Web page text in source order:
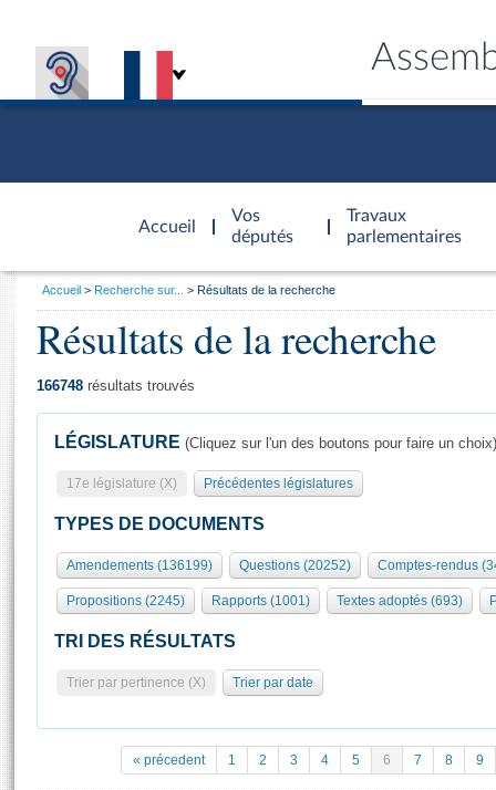
Accueil
d'accueil
Vos
députés
Travaux
parlementaires
Présidence
577 députés
Groupes politiques
Séance publique
Commissions et autres organes
Europe et International
Pétitions
Général
Rôle et pouvoirs de l'Assemblée
Organisation de l'Assemblée
Présidence Conférence des Présidents Bureau Collège des
Statistiques et chiffres clés
Documents de référence
( Constitution | Règlement de l'Assemblée ... )
Visiter l'Assemblée
Visite virtuelle du palais Bourbon
Assister à une séance
La Bibliothèque
Vous
Accueil Recherche sur... Résultats de la recherche
Résultats de la recherche
166748 résultats trouvés
LÉGISLATURE (Cliquez sur l'un des boutons pour faire un choix)
17e législature (X) Précédentes législatures
TYPES DE DOCUMENTS
Amendements (136199) Questions (20252) Comptes-rendus
Propositions (2245) Rapports (1001) Textes adoptés (693)
TRI DES RÉSULTATS
Trier par pertinence (X) Trier par date
« précedent 1 2 3 4 5 6 7 8 9